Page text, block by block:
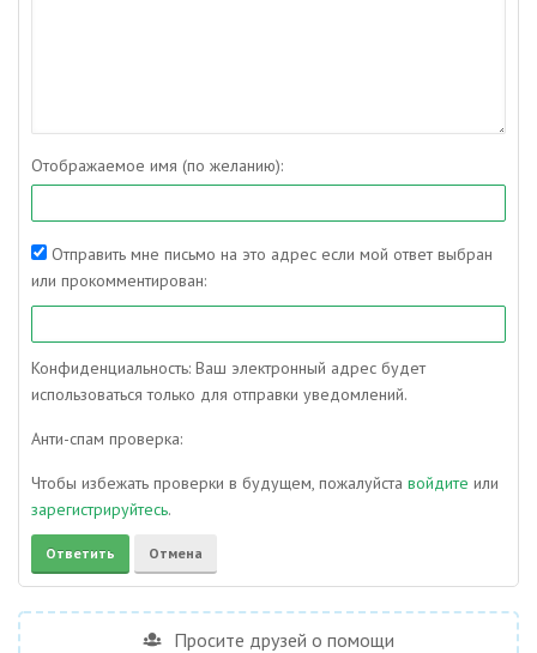
Отображаемое имя (по желанию):
Отправить мне письмо на это адрес если мой ответ выбран
или прокомментирован:
Конфиденциальность: Ваш электронный адрес будет
использоваться только для отправки уведомлений.
Анти-спам проверка:
Чтобы избежать проверки в будущем, пожалуйста войдите или
зарегистрируйтесь.
Просите друзей о помощи